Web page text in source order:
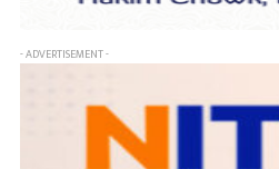
- ADVERTISEMENT -